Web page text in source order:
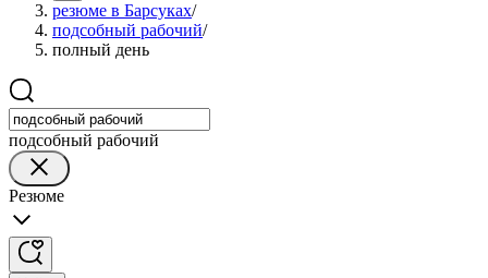
резюме в Барсуках/
подсобный рабочий/
полный день
подсобный рабочий
Резюме